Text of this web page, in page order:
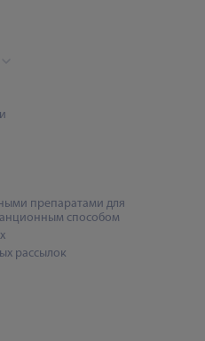
препаратами для
способом
рассылок